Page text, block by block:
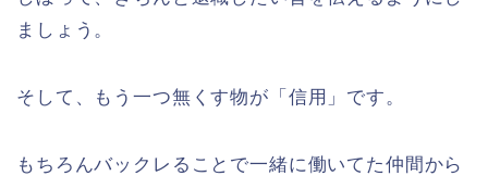
ましょう。
そして、もう一つ無くす物が「信用」です。
もちろんバックレることで一緒に働いてた仲間から